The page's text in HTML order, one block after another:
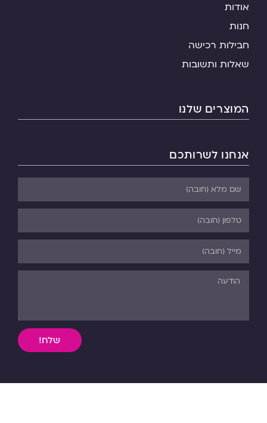
אודות
חנות
חבילות רכישה
שאלות ותשובות
המוצרים שלנו
אנחנו לשרותכם
שלח!